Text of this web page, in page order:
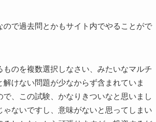
で過去問とかもサイト内でやることがで
のを複数選択しなさい、みたいなマルチ
けない問題が少なからず含まれていま
、この試験、かなりきついなと思いまし
ないですし、意味がないと思ってしまい